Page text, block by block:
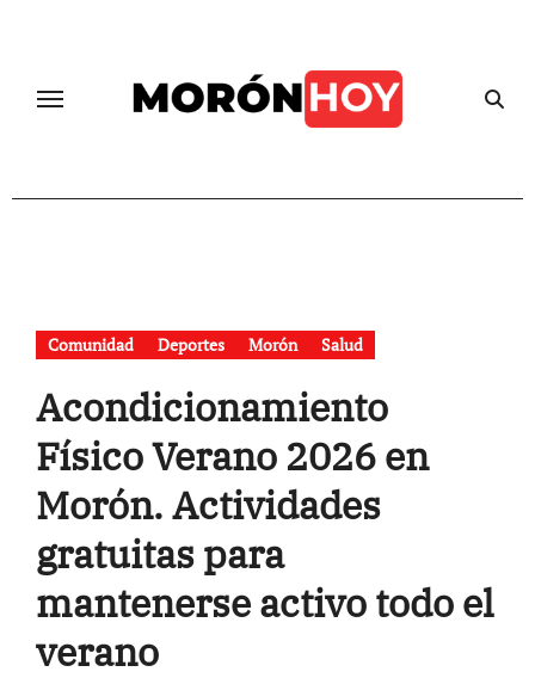
Comunidad Deportes Morón Salud
Acondicionamiento
Físico Verano 2026 en
Morón. Actividades
gratuitas para
mantenerse activo todo el
verano